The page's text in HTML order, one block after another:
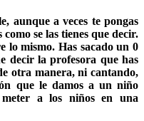
aunque a veces te pongas
se las tienes que decir.
lo mismo. Has sacado un 0
decir la profesora que has
otra manera, ni cantando,
que le damos a un niño
a los niños en una